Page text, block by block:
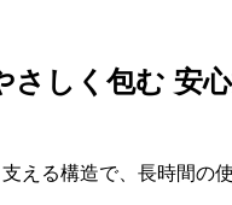
さしく包む 安
える構造で、長時間の